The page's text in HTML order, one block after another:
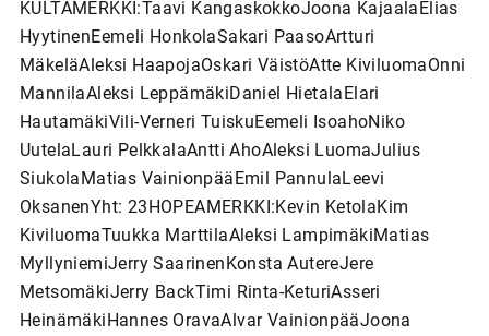
KULTAMERKKI:Taavi KangaskokkoJoona KajaalaElias
HyytinenEemeli HonkolaSakari PaasoArtturi
MäkeläAleksi HaapojaOskari VäistöAtte KiviluomaOnni
MannilaAleksi LeppämäkiDaniel HietalaElari
HautamäkiVili-Verneri TuiskuEemeli IsoahoNiko
UutelaLauri PelkkalaAntti AhoAleksi LuomaJulius
SiukolaMatias VainionpääEmil PannulaLeevi
OksanenYht: 23HOPEAMERKKI:Kevin KetolaKim
KiviluomaTuukka MarttilaAleksi LampimäkiMatias
MyllyniemiJerry SaarinenKonsta AutereJere
MetsomäkiJerry BackTimi Rinta-KeturiAsseri
HeinämäkiHannes OravaAlvar VainionpääJoona